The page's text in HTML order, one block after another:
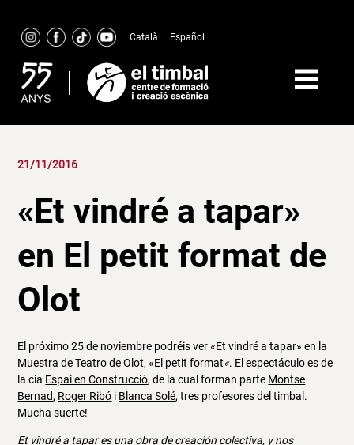
content
Català Español
21/11/2016
«Et vindré a tapar»
en El petit format de
Olot
El próximo 25 de noviembre podréis ver «Et vindré a tapar» en la
Muestra de Teatro de Olot, «El petit format«. El espectáculo es de
la cia Espai en Construcció, de la cual forman parte Montse
Bernad, Roger Ribó i Blanca Solé, tres profesores del timbal.
Mucha suerte!
Et vindré a tapar es una obra de creación colectiva, y nos